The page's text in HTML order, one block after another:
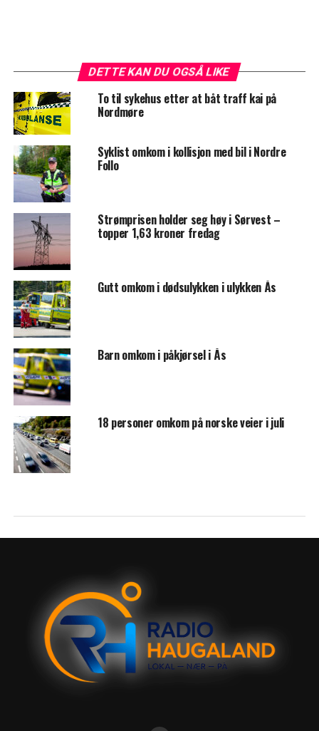
DETTE KAN DU OGSÅ LIKE
To til sykehus etter at båt traff kai på
Nordmøre
Syklist omkom i kollisjon med bil i Nordre
Follo
Strømprisen holder seg høy i Sørvest –
topper 1,63 kroner fredag
Gutt omkom i dødsulykken i ulykken Ås
Barn omkom i påkjørsel i Ås
18 personer omkom på norske veier i juli